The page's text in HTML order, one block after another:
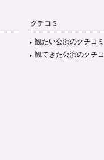
クチコミ
観たい公演のクチコミ
観てきた公演のクチコ